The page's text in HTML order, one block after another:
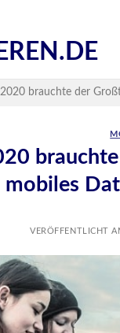
brauchte der
VERÖFFENTLICHT